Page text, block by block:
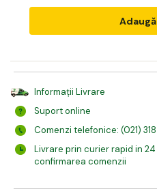
Informații Livrare
Suport online
Comenzi telefonice: (021) 318
Livrare prin curier rapid in
confirmarea comenzii